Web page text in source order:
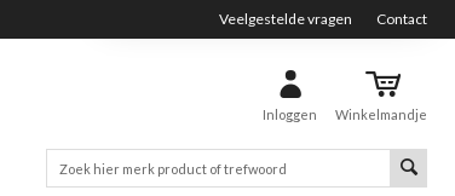
Veelgestelde vragen Contact
Inloggen Winkelmandje